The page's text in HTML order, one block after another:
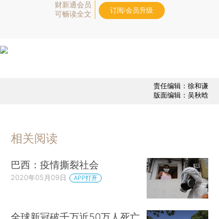
财新通会员
可畅读全文
订阅/会员升级
责任编辑：徐和谦
版面编辑：吴秋晗
相关阅读
巴西：疫情撕裂社会
2020年05月09日 APP打开